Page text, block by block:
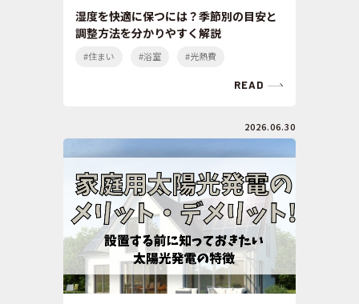
湿度を快適に保つには？季節別の目安と
調整方法を分かりやすく解説
#住まい #浴室 #光熱費
READ
2026.06.30